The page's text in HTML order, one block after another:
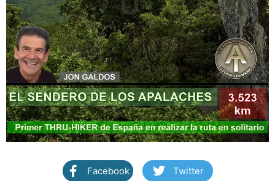
Facebook Twitter